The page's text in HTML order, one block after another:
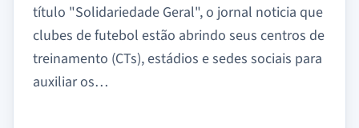
título "Solidariedade Geral", o jornal noticia que
clubes de futebol estão abrindo seus centros de
treinamento (CTs), estádios e sedes sociais para
auxiliar os…